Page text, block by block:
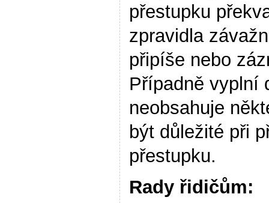
přestupku
zpravidla
připíše nebo
Případně vyplní
neobsahuje
být důležité při
přestupku.
Rady řidičům: